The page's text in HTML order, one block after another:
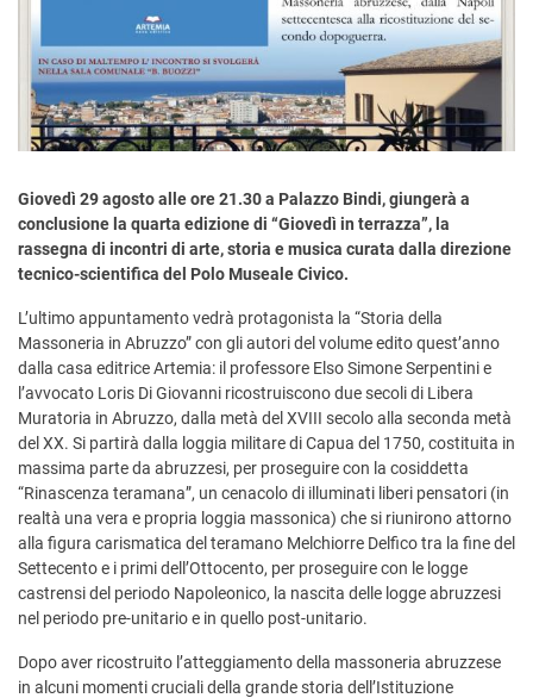
Giovedì 29 agosto alle ore 21.30 a Palazzo Bindi, giungerà a
conclusione la quarta edizione di “Giovedì in terrazza”, la
rassegna di incontri di arte, storia e musica curata dalla direzione
tecnico-scientifica del Polo Museale Civico.
L’ultimo appuntamento vedrà protagonista la “Storia della
Massoneria in Abruzzo” con gli autori del volume edito quest’anno
dalla casa editrice Artemia: il professore Elso Simone Serpentini e
l’avvocato Loris Di Giovanni ricostruiscono due secoli di Libera
Muratoria in Abruzzo, dalla metà del XVIII secolo alla seconda metà
del XX. Si partirà dalla loggia militare di Capua del 1750, costituita in
massima parte da abruzzesi, per proseguire con la cosiddetta
“Rinascenza teramana”, un cenacolo di illuminati liberi pensatori (in
realtà una vera e propria loggia massonica) che si riunirono attorno
alla figura carismatica del teramano Melchiorre Delfico tra la fine del
Settecento e i primi dell’Ottocento, per proseguire con le logge
castrensi del periodo Napoleonico, la nascita delle logge abruzzesi
nel periodo pre-unitario e in quello post-unitario.
Dopo aver ricostruito l’atteggiamento della massoneria abruzzese
in alcuni momenti cruciali della grande storia dell’Istituzione